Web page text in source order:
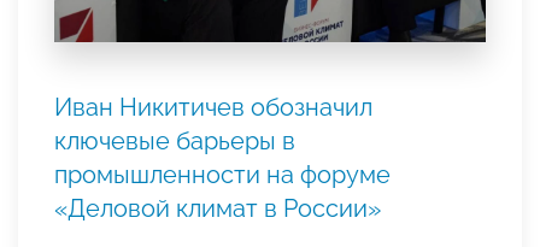
Иван Никитичев обозначил
ключевые барьеры в
промышленности на форуме
«Деловой климат в России»